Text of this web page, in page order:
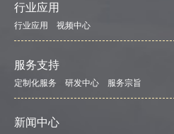
行业应用
行业应用 视频中心
服务支持
定制化服务 研发中心 服务宗旨
新闻中心